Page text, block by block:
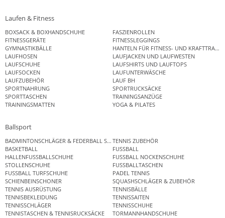
Laufen & Fitness
BOXSACK & BOXHANDSCHUHE
FASZIENROLLEN
FITNESSGERÄTE
FITNESSLEGGINGS
GYMNASTIKBÄLLE
HANTELN FÜR FITNESS- UND
LAUFHOSEN
LAUFJACKEN UND LAUFWESTEN
LAUFSCHUHE
LAUFSHIRTS UND LAUFTOPS
LAUFSOCKEN
LAUFUNTERWÄSCHE
LAUFZUBEHÖR
LAUF BH
SPORTNAHRUNG
SPORTRUCKSÄCKE
SPORTTASCHEN
TRAININGSANZÜGE
TRAININGSMATTEN
YOGA & PILATES
Ballsport
BADMINTONSCHLÄGER & FEDERBALL SETSTENNIS ZUBEHÖR
BASKETBALL
FUSSBALL
HALLENFUSSBALLSCHUHE
FUSSBALL NOCKENSCHUHE
STOLLENSCHUHE
FUSSBALLTASCHEN
FUSSBALL TURFSCHUHE
PADEL TENNIS
SCHIENBEINSCHONER
SQUASHSCHLÄGER & ZUBEHÖR
TENNIS AUSRÜSTUNG
TENNISBÄLLE
TENNISBEKLEIDUNG
TENNISSAITEN
TENNISSCHLÄGER
TENNISSCHUHE
TENNISTASCHEN & TENNISRUCKSÄCKE
TORMANNHANDSCHUHE